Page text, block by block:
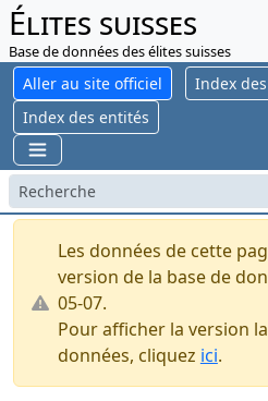
Élites suisses
Base de données des élites suisses
Aller au site officiel
Index
Index des entités
Les données de cette
version de la base de
05-07.
Pour afficher la version
données, cliquez ici.